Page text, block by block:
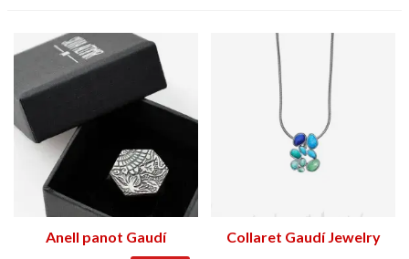
Anell panot Gaudí
Collaret Gaudí Jewelry